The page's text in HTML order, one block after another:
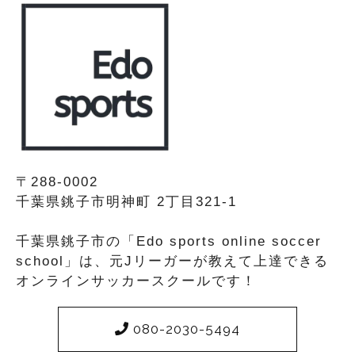
〒288-0002
千葉県銚子市明神町 2丁目321-1
千葉県銚子市の「Edo sports online soccer
school」は、元Jリーガーが教えて上達できる
オンラインサッカースクールです！
080-2030-5494